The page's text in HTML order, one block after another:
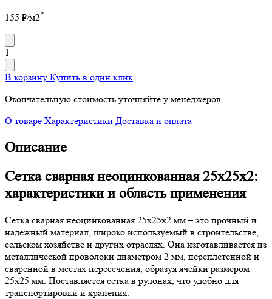
155 ₽/м2*
1
В корзину Купить в один клик
Окончательную стоимость уточняйте у менеджеров
О товаре Характеристики Доставка и оплата
Описание
Сетка сварная неоцинкованная 25х25х2:
характеристики и область применения
Сетка сварная неоцинкованная 25х25х2 мм – это прочный и
надежный материал, широко используемый в строительстве,
сельском хозяйстве и других отраслях. Она изготавливается из
металлической проволоки диаметром 2 мм, переплетенной и
сваренной в местах пересечения, образуя ячейки размером
25х25 мм. Поставляется сетка в рулонах, что удобно для
транспортировки и хранения.